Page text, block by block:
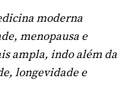
moderna
menopausa e
ampla, indo além da
longevidade e